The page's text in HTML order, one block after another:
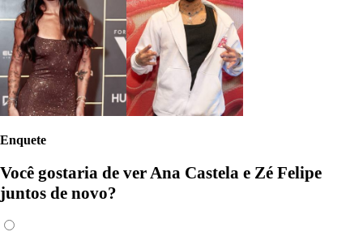
Enquete
Você gostaria de ver Ana Castela e Zé Felipe
juntos de novo?